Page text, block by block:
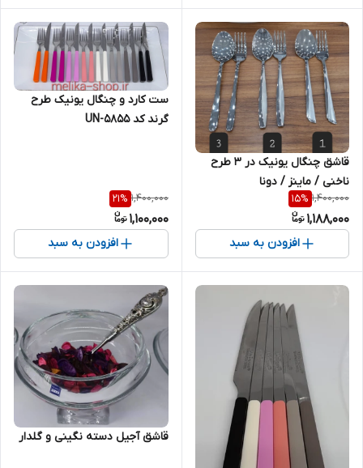
قاشق چنگال یونیک در ۳ طرح
ناخنی / ماینز / دونا
1,400,000
15%
1,188,000
افزودن به سبد
ست کارد و چنگال یونیک طرح
گرند کد UN-5855
1,400,000
21%
1,100,000
افزودن به سبد
قاشق آجیل دسته نگینی و گلدار